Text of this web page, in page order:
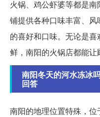
火锅、鸡公虾婆等都是
铺提供各种口味丰富、
的喜好和口味。无论是
鲜，南阳的火锅店都能让
南阳冬天的河水冻冰
回答
南阳的地理位置特殊，